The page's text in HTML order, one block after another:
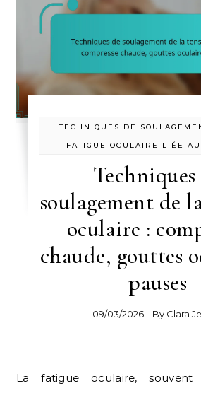
TECHNIQUES DE
FATIGUE OCULAIRE LIÉE
Techniques
soulagement de
oculaire :
chaude, gouttes
pauses
09/03/2026 - By Clara
La fatigue oculaire, souvent appelée fatigue